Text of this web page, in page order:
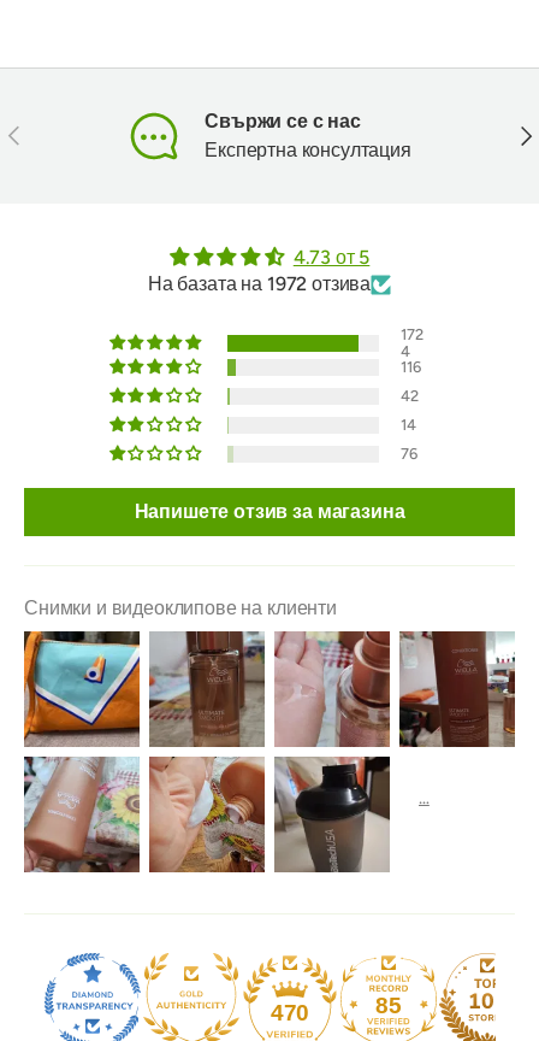
Предишен
Свържи се с нас
Експертна консултация
4.73 от 5
На базата на 1972 отзива
172
4
116
42
14
76
Напишете отзив за магазина
Снимки и видеоклипове на клиенти
470 85